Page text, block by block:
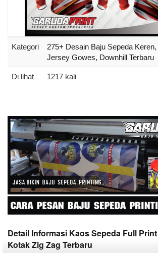
Kategori
275+ Desain Baju Sepeda
Jersey Gowes, Downhill Terbaru
Di lihat 1217 kali
Detail Informasi Kaos Sepeda Full
Kotak Zig Zag Terbaru